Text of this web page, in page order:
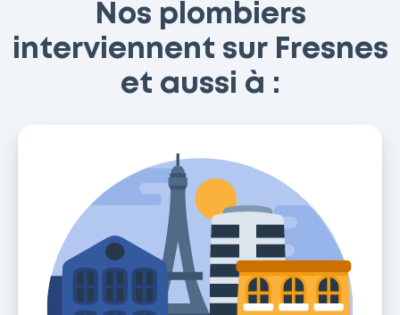
Nos plombiers
interviennent sur Fresnes
et aussi à :